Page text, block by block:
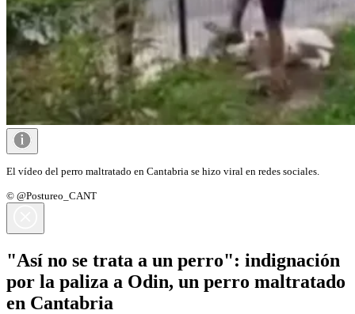
El vídeo del perro maltratado en Cantabria se hizo viral en redes sociales.
© @Postureo_CANT
"Así no se trata a un perro": indignación
por la paliza a Odin, un perro maltratado
en Cantabria